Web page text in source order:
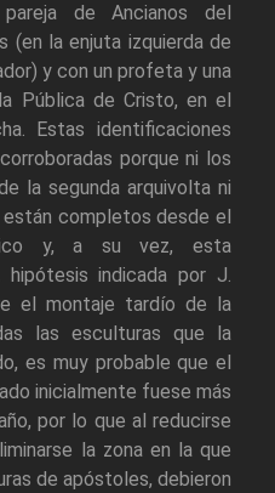
de Ancianos del
(en la enjuta izquierda de
y con un profeta y una
Pública de Cristo, en el
Estas identificaciones
porque ni los
la segunda arquivolta ni
completos desde el
y, a su vez, esta
indicada por J.
el montaje tardío de la
las esculturas que la
es muy probable que el
inicialmente fuese más
por lo que al reducirse
la zona en la que
de apóstoles, debieron